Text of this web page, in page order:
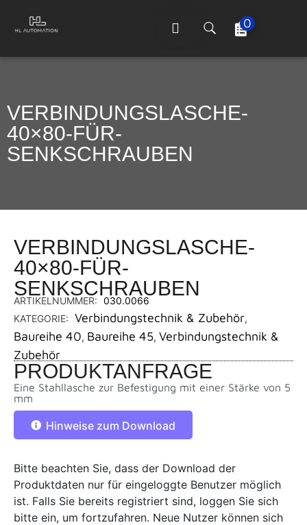
0
VERBINDUNGSLASCHE-
40×80-FÜR-
SENKSCHRAUBEN
VERBINDUNGSLASCHE-
40×80-FÜR-
SENKSCHRAUBEN
ARTIKELNUMMER: 030.0066
KATEGORIE: Verbindungstechnik & Zubehör,
Baureihe 40, Baureihe 45, Verbindungstechnik &
Zubehör
PRODUKTANFRAGE
Eine Stahllasche zur Befestigung mit einer Stärke von 5
mm
Hinweise zum Download
Bitte beachten Sie, dass der Download der
Produktdaten nur für eingeloggte Benutzer möglich
ist. Falls Sie bereits registriert sind, loggen Sie sich
bitte ein, um fortzufahren. Neue Nutzer können sich